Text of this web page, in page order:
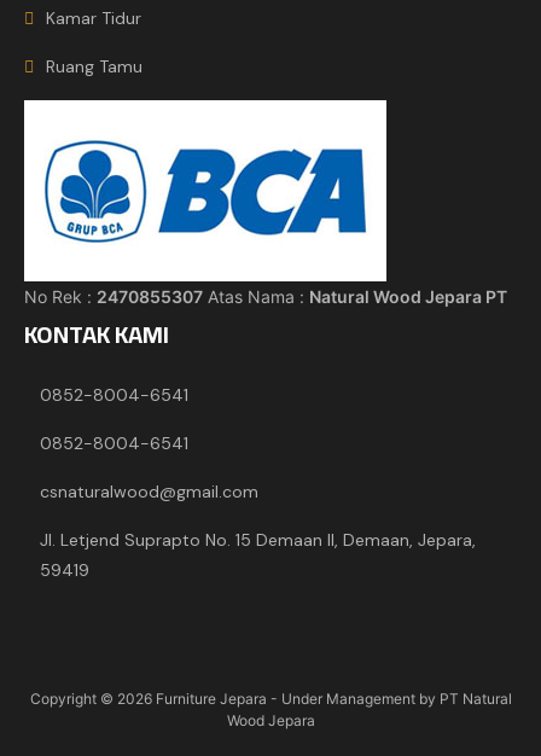
Kamar Tidur
Ruang Tamu
No Rek : 2470855307 Atas Nama : Natural Wood Jepara PT
KONTAK KAMI
0852-8004-6541
0852-8004-6541
csnaturalwood@gmail.com
Jl. Letjend Suprapto No. 15 Demaan II, Demaan, Jepara,
59419
Copyright © 2026 Furniture Jepara - Under Management by PT Natural
Wood Jepara